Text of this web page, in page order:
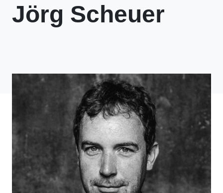
Jörg Scheuer